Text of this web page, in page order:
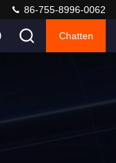
86-755-8996-0062
Chatten